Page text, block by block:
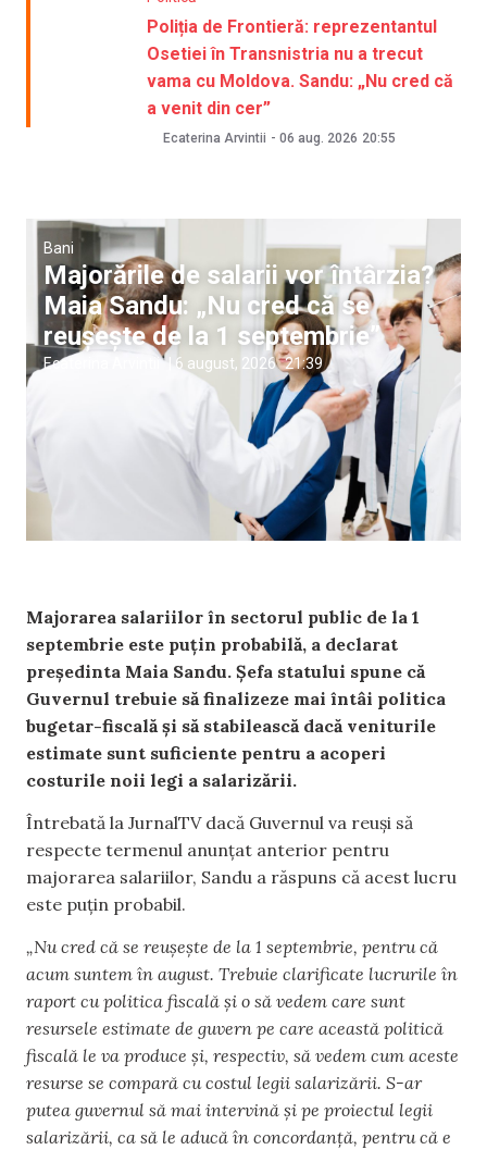
Poliția de Frontieră: reprezentantul
Osetiei în Transnistria nu a trecut
vama cu Moldova. Sandu: „Nu cred că
a venit din cer”
Ecaterina Arvintii - 06 aug. 2026 20:55
Bani
Majorările de salarii vor întârzia?
Maia Sandu: „Nu cred că se
reușește de la 1 septembrie”
Ecaterina Arvintii 6 august, 2026 21:39
Majorarea salariilor în sectorul public de la 1
septembrie este puțin probabilă, a declarat
președinta Maia Sandu. Șefa statului spune că
Guvernul trebuie să finalizeze mai întâi politica
bugetar-fiscală și să stabilească dacă veniturile
estimate sunt suficiente pentru a acoperi
costurile noii legi a salarizării.
Întrebată la JurnalTV dacă Guvernul va reuși să
respecte termenul anunțat anterior pentru
majorarea salariilor, Sandu a răspuns că acest lucru
este puțin probabil.
„Nu cred că se reușește de la 1 septembrie, pentru că
acum suntem în august. Trebuie clarificate lucrurile în
raport cu politica fiscală și o să vedem care sunt
resursele estimate de guvern pe care această politică
fiscală le va produce și, respectiv, să vedem cum aceste
resurse se compară cu costul legii salarizării. S-ar
putea guvernul să mai intervină și pe proiectul legii
salarizării, ca să le aducă în concordanță, pentru că e